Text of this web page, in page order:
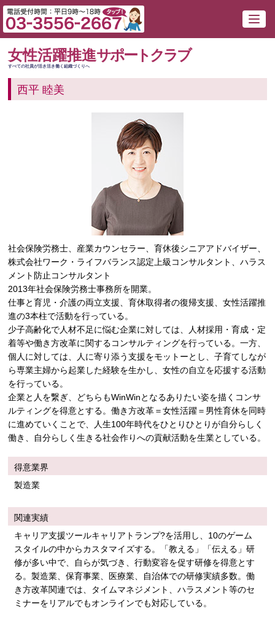
女性活躍推進サポートクラブ
すべての社員が活き活き働く組織づくりへ
西平 睦美
社会保険労務士、産業カウンセラー、育休後シニアアドバイザー、
株式会社ワーク・ライフバランス認定上級コンサルタント、ハラス
メント防止コンサルタント
2013年社会保険労務士事務所を開業。
仕事と育児・介護の両立支援、育休取得者の復帰支援、女性活躍推
進の3本柱で活動を行っている。
少子高齢化で人材不足に悩む企業に対しては、人材採用・育成・定
着等や働き方改革に関するコンサルティングを行っている。一方、
個人に対しては、人に寄り添う支援をモットーとし、子育てしなが
ら専業主婦から起業した経験を生かし、女性の自立を応援する活動
を行っている。
企業と人を繋ぎ、どちらもWinWinとなるありたい姿を描くコンサ
ルティングを得意とする。働き方改革＝女性活躍＝男性育休を同時
に進めていくことで、人生100年時代をひとりひとりが自分らしく
働き、自分らしく生きる社会作りへの貢献活動を生業としている。
得意業界
製造業
関連実績
キャリア支援ツールキャリアトランプ?を活用し、10のゲーム
スタイルの中からカスタマイズする。「教える」「伝える」研
修が多い中で、自らが気づき、行動変容を促す研修を得意とす
る。製造業、保育事業、医療業、自治体での研修実績多数。働
き方改革関連では、タイムマネジメント、ハラスメント等のセ
ミナーをリアルでもオンラインでも対応している。